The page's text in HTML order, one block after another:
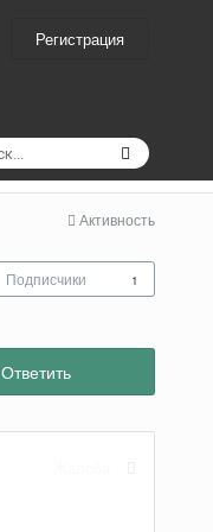
Регистрация
Активность
Подписчики 1
Ответить